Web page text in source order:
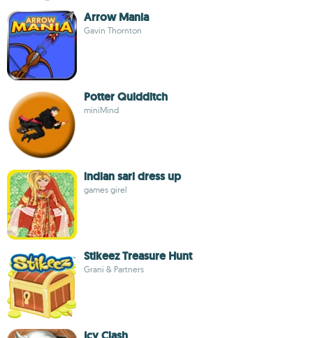
Arrow Mania
Gavin Thornton
Potter Quidditch
miniMind
indian sari dress up
games girel
Stikeez Treasure Hunt
Grani & Partners